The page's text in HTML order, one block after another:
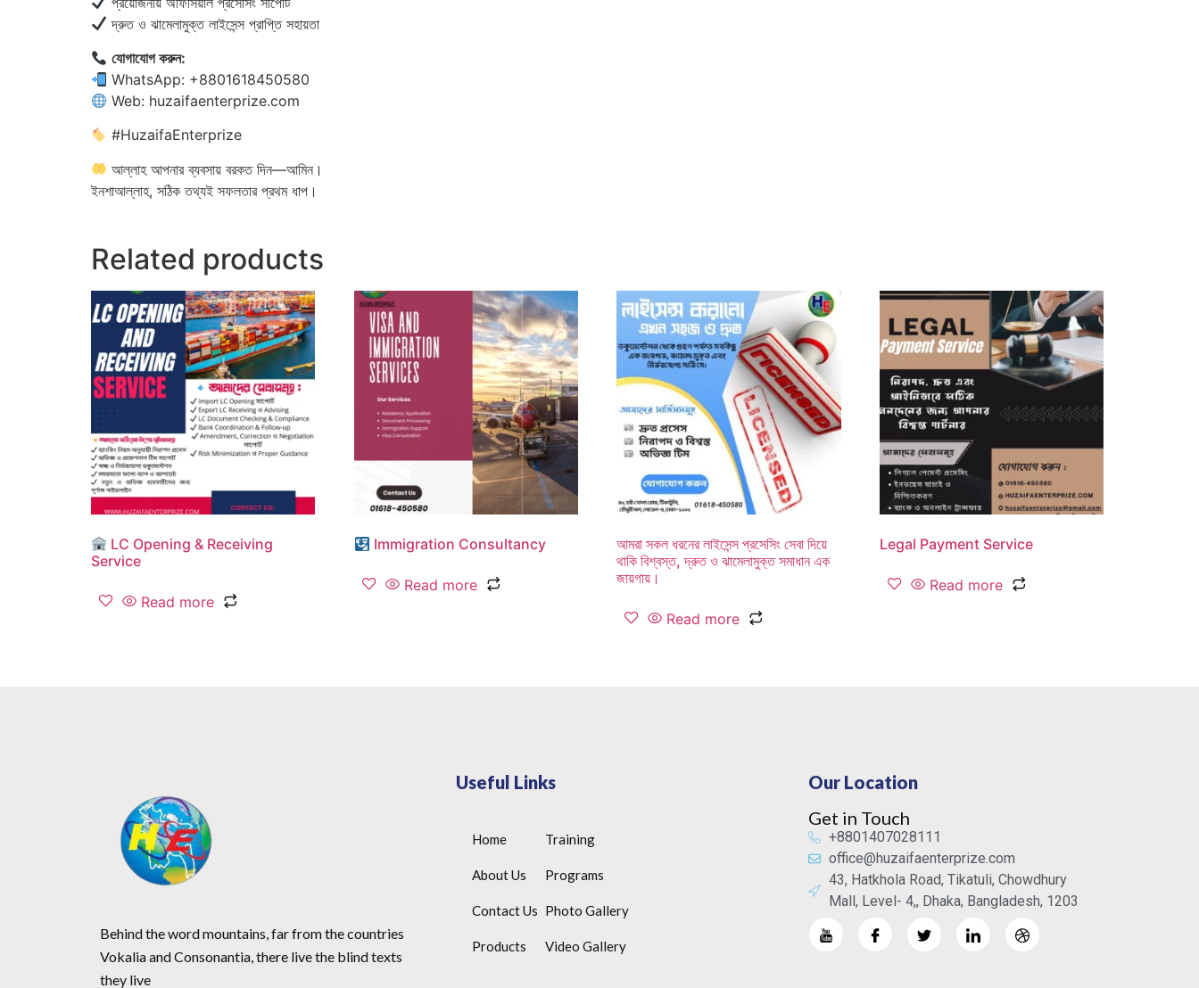
দ্রুত ও ঝামেলামুক্ত লাইসেন্স প্রাপ্তি সহায়তা
যোগাযোগ করুন:
WhatsApp: +8801618450580
Web: huzaifaenterprize.com
#HuzaifaEnterprize
আল্লাহ আপনার ব্যবসায় বরকত দিন—আমিন।
ইনশাআল্লাহ, সঠিক তথ্যই সফলতার প্রথম ধাপ।
Related products
LC Opening & Receiving
Service
Read more
Immigration Consultancy
Read more
আমরা সকল ধরনের লাইসেন্স প্রসেসিং সেবা দিয়ে
থাকি বিশ্বস্ত, দ্রুত ও ঝামেলামুক্ত সমাধান এক
জায়গায়।
Read more
Legal Payment Service
Read more
Behind the word mountains, far from the countries
Vokalia and Consonantia, there live the blind texts
they live
Useful Links
Home
About Us
Contact Us
Products
Training
Programs
Photo Gallery
Video Gallery
Our Location
Get in Touch
+8801407028111
office@huzaifaenterprize.com
43, Hatkhola Road, Tikatuli, Chowdhury
Mall, Level- 4,, Dhaka, Bangladesh, 1203